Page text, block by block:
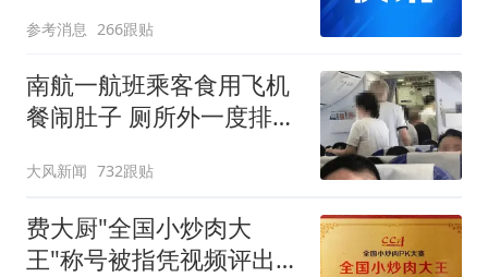
参考消息 266跟贴
南航一航班乘客食用飞机
餐闹肚子 厕所外一度排长
大风新闻 732跟贴
费大厨"全国小炒肉大
王"称号被指凭视频评出